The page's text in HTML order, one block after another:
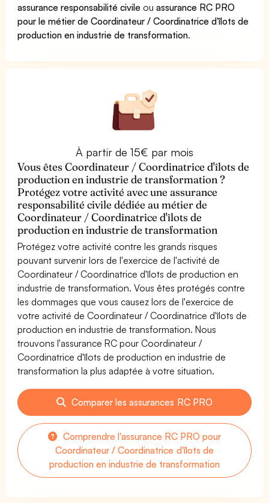
assurance responsabilité civile ouassurance RC PRO
pour le métier de Coordinateur / Coordinatrice d'îlots de
production en industrie de transformation.
À partir de 15€ par mois
Vous êtes Coordinateur / Coordinatrice d'îlots de
production en industrie de transformation ?
Protégez votre activité avec une assurance
responsabilité civile dédiée au métier de
Coordinateur / Coordinatrice d'îlots de
production en industrie de transformation
Protégez votre activité contre les grands risques
pouvant survenir lors de l'exercice de l'activité de
Coordinateur / Coordinatrice d'îlots de production en
industrie de transformation. Vous êtes protégés contre
les dommages que vous causez lors de l'exercice de
votre activité de Coordinateur / Coordinatrice d'îlots de
production en industrie de transformation. Nous
trouvons l'assurance RC pour Coordinateur /
Coordinatrice d'îlots de production en industrie de
transformation la plus adaptée à votre situation.
Comparer les assurances RC PRO
Comprendre l'assurance RC PRO pour
Coordinateur / Coordinatrice d'îlots de
production en industrie de transformation